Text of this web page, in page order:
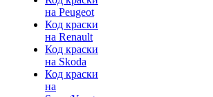
на Peugeot
Код краски
на Renault
Код краски
на Skoda
Код краски
на